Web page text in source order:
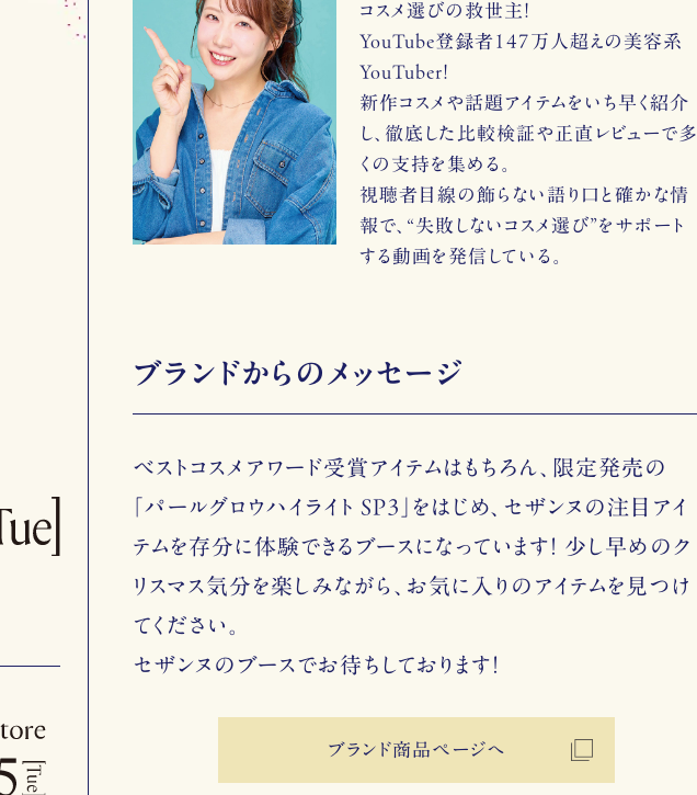
コスメ選びの救世主！
YouTube登録者147万人超えの美容系
YouTuber！
新作コスメや話題アイテムをいち早く紹介
し、徹底した比較検証や正直レビューで多
くの支持を集める。
視聴者目線の飾らない語り口と確かな情
報で、“失敗しないコスメ選び”をサポート
する動画を発信している。
ブランドからのメッセージ
ベストコスメアワード受賞アイテムはもちろん、限定発売の
「パールグロウハイライト SP3」をはじめ、セザンヌの注目アイ
テムを存分に体験できるブースになっています！ 少し早めのク
リスマス気分を楽しみながら、お気に入りのアイテムを見つけ
てください。
セザンヌのブースでお待ちしております！
ブランド商品ページへ